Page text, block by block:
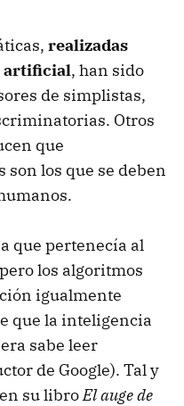
realizadas
artificial, han sido
de simplistas,
Otros
que
los que se deben
que pertenecía al
los algoritmos
igualmente
que la inteligencia
sabe leer
de Google). Tal y
en su libro El auge de